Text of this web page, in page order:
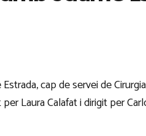
cap de servei de
Laura Calafat i dirigit per